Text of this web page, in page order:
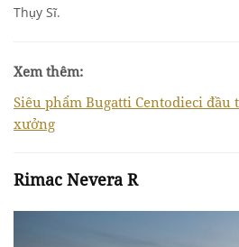
Thụy Sĩ.
Xem thêm:
Siêu phẩm Bugatti Centodieci
xưởng
Rimac Nevera R